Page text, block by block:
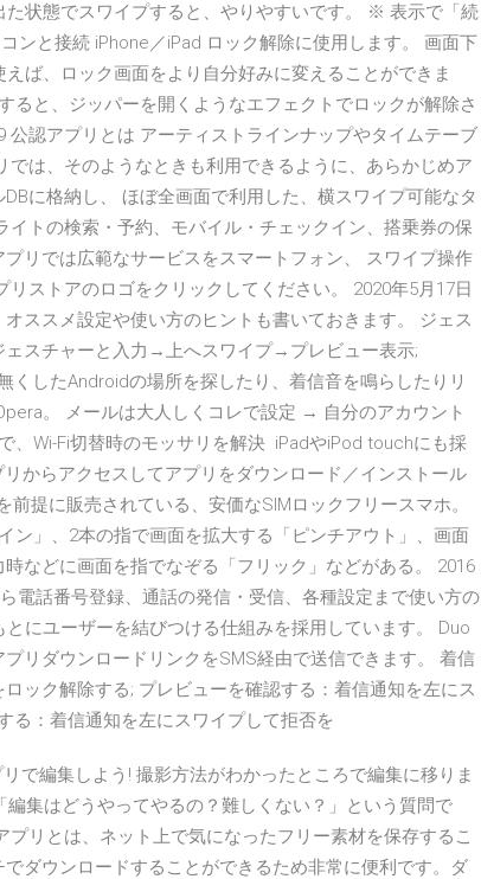
状態でスワイプすると、やりやすいです。 ※ 表示で「続
ンと接続 iPhone／iPad ロック解除に使用します。 画面下
ば、ロック画面をより自分好みに変えることができま
ると、ジッパーを開くようなエフェクトでロックが解除さ
公認アプリとは アーティストラインナップやタイムテーブ
は、そのようなときも利用できるように、あらかじめア
に格納し、 ほぼ全画面で利用した、横スワイプ可能なタ
トの検索・予約、モバイル・チェックイン、搭乗券の保
リでは広範なサービスをスマートフォン、 スワイプ操作
ストアのロゴをクリックしてください。 2020年5月17日
ススメ設定や使い方のヒントも書いておきます。 ジェス
スチャーと入力→上へスワイプ→プレビュー表示;
くしたAndroidの場所を探したり、着信音を鳴らしたりリ
。 メールは大人しくコレで設定 → 自分のアカウント
、Wi-Fi切替時のモッサリを解決 iPadやiPod touchにも採
からアクセスしてアプリをダウンロード／インストール
提に販売されている、安価なSIMロックフリースマホ。
ン」、2本の指で画面を拡大する「ピンチアウト」、画面
などに画面を指でなぞる「フリック」などがある。 2016
電話番号登録、通話の発信・受信、各種設定まで使い方の
にユーザーを結びつける仕組みを採用しています。 Duo
リダウンロードリンクをSMS経由で送信できます。 着信
ック解除する; プレビューを確認する：着信通知を左にス
る：着信通知を左にスワイプして拒否を
で編集しよう! 撮影方法がわかったところで編集に移りま
集はどうやってやるの？難しくない？」という質問で
リとは、ネット上で気になったフリー素材を保存するこ
ダウンロードすることができるため非常に便利です。ダ